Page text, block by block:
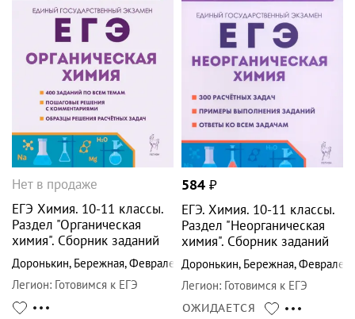
Нет в продаже
ЕГЭ Химия. 10-11 классы.
Раздел "Органическая
химия". Сборник заданий
Доронькин, Бережная,Февралева
Легион: Готовимся к ЕГЭ
584 ₽
ЕГЭ. Химия. 10-11 классы.
Раздел "Неорганическая
химия". Сборник заданий
Доронькин, Бережная,Февралева
Легион: Готовимся к ЕГЭ
ОЖИДАЕТСЯ